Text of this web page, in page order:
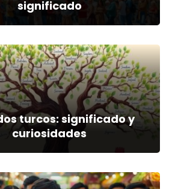
significado
turcos: significado y
curiosidades